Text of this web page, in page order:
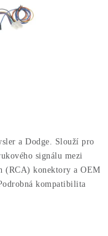
a Dodge. Slouží pro
signálu mezi
(RCA) konektory a OEM
kompatibilita